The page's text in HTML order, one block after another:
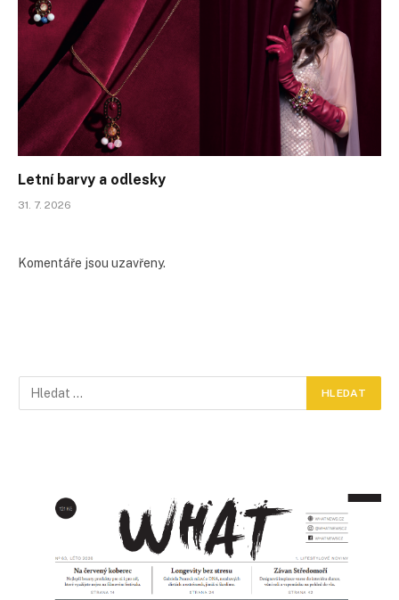
Letní barvy a odlesky
31. 7. 2026
Komentáře jsou uzavřeny.